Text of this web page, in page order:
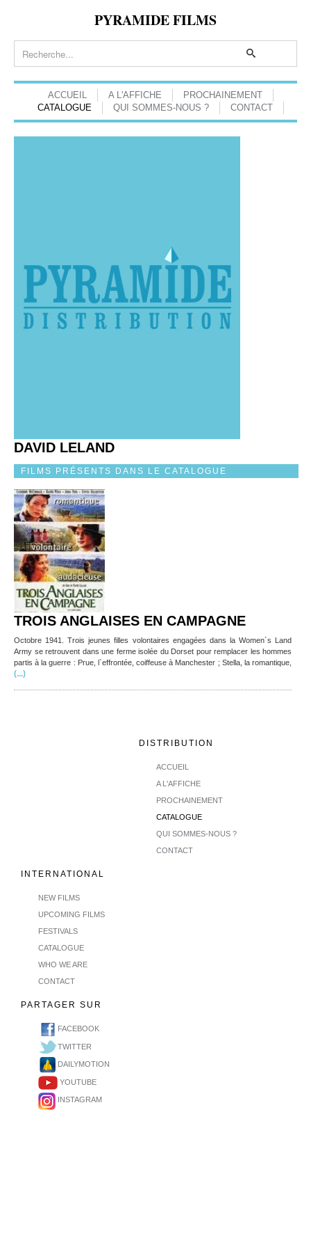
PYRAMIDE FILMS
ACCUEIL A L'AFFICHE
PROCHAINEMENT
CATALOGUE
QUI SOMMES-NOUS ? CONTACT
DAVID LELAND
FILMS PRÉSENTS DANS LE CATALOGUE
TROIS ANGLAISES EN CAMPAGNE
Octobre 1941. Trois jeunes filles volontaires engagées dans la Women`s Land
Army se retrouvent dans une ferme isolée du Dorset pour remplacer les hommes
partis à la guerre : Prue, l`effrontée, coiffeuse à Manchester ; Stella, la romantique,
(...)
DISTRIBUTION
ACCUEIL
A L'AFFICHE
PROCHAINEMENT
CATALOGUE
QUI SOMMES-NOUS ?
CONTACT
INTERNATIONAL
NEW FILMS
UPCOMING FILMS
FESTIVALS
CATALOGUE
WHO WE ARE
CONTACT
PARTAGER SUR
FACEBOOK
TWITTER
DAILYMOTION
YOUTUBE
INSTAGRAM